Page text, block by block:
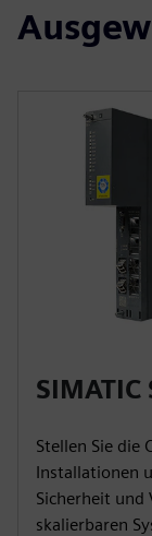
Stellen Sie die
Installationen
Sicherheit
skalierbaren